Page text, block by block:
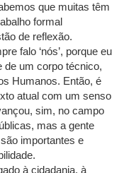
que muitas têm
formal
de reflexão.
falo ‘nós’, porque eu
de um corpo técnico,
Humanos. Então, é
atual com um senso
sim, no campo
mas a gente
importantes e
à cidadania, à